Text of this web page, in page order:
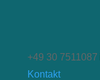
+49 30 7511087
Kontakt